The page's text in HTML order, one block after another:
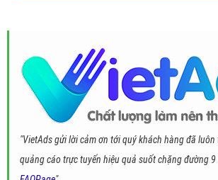
"VietAds gửi lời cảm ơn tới quý khách hàng đã
quảng cáo trực tuyến hiệu quả suốt chặng đường 9